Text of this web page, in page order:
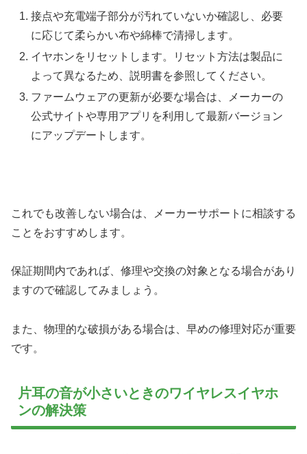
接点や充電端子部分が汚れていないか確認し、必要
に応じて柔らかい布や綿棒で清掃します。
イヤホンをリセットします。リセット方法は製品に
よって異なるため、説明書を参照してください。
ファームウェアの更新が必要な場合は、メーカーの
公式サイトや専用アプリを利用して最新バージョン
にアップデートします。
これでも改善しない場合は、メーカーサポートに相談する
ことをおすすめします。
保証期間内であれば、修理や交換の対象となる場合があり
ますので確認してみましょう。
また、物理的な破損がある場合は、早めの修理対応が重要
です。
片耳の音が小さいときのワイヤレスイヤホ
ンの解決策